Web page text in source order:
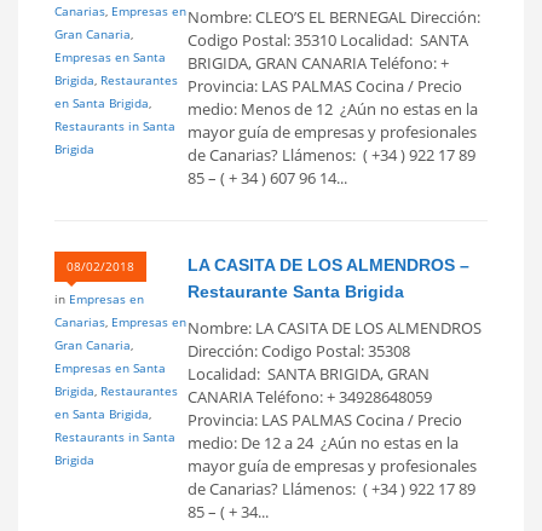
Canarias, Empresas en
Gran Canaria,
Empresas en Santa
Brigida, Restaurantes
en Santa Brigida,
Restaurants in Santa
Brigida
Nombre: CLEO’S EL BERNEGAL Dirección:
Codigo Postal: 35310 Localidad: SANTA
BRIGIDA, GRAN CANARIA Teléfono: +
Provincia: LAS PALMAS Cocina / Precio
medio: Menos de 12  ¿Aún no estas en la
mayor guía de empresas y profesionales
de Canarias? Llámenos: ( +34 ) 922 17 89
85 – ( + 34 ) 607 96 14...
08/02/2018
in Empresas en
Canarias, Empresas en
Gran Canaria,
Empresas en Santa
Brigida, Restaurantes
en Santa Brigida,
Restaurants in Santa
Brigida
LA CASITA DE LOS ALMENDROS –
Restaurante Santa Brigida
Nombre: LA CASITA DE LOS ALMENDROS
Dirección: Codigo Postal: 35308
Localidad: SANTA BRIGIDA, GRAN
CANARIA Teléfono: + 34928648059
Provincia: LAS PALMAS Cocina / Precio
medio: De 12 a 24  ¿Aún no estas en la
mayor guía de empresas y profesionales
de Canarias? Llámenos: ( +34 ) 922 17 89
85 – ( + 34...